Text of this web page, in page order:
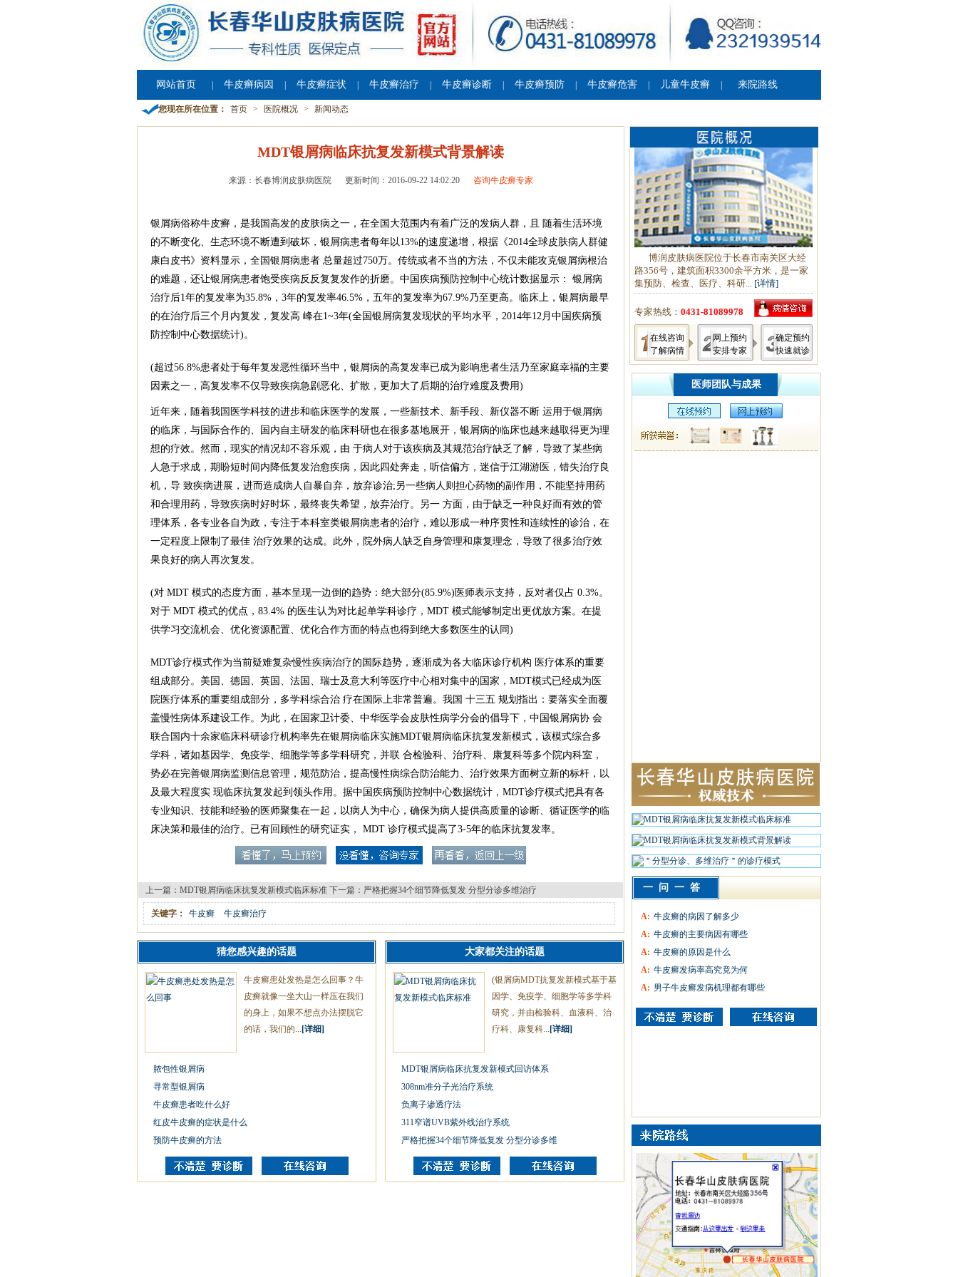
网站首页 牛皮癣病因 牛皮癣症状 牛皮癣治疗 牛皮癣诊断 牛皮癣预防 牛皮癣危害 儿童牛皮癣 来院路线
您现在所在位置： 首页 > 医院概况 > 新闻动态
MDT银屑病临床抗复发新模式背景解读
来源：长春博润皮肤病医院 更新时间：2016-09-22 14:02:20 咨询牛皮癣专家
银屑病俗称牛皮癣，是我国高发的皮肤病之一，在全国大范围内有着广泛的发病人群，且 随着生活环境
的不断变化、生态环境不断遭到破坏，银屑病患者每年以13%的速度递增，根据《2014全球皮肤病人群健
康白皮书》资料显示，全国银屑病患者 总量超过750万。传统或者不当的方法，不仅未能攻克银屑病根治
的难题，还让银屑病患者饱受疾病反反复复发作的折磨。中国疾病预防控制中心统计数据显示： 银屑病
治疗后1年的复发率为35.8%，3年的复发率46.5%，五年的复发率为67.9%乃至更高。临床上，银屑病最早
的在治疗后三个月内复发，复发高 峰在1~3年(全国银屑病复发现状的平均水平，2014年12月中国疾病预
防控制中心数据统计)。
(超过56.8%患者处于每年复发恶性循环当中，银屑病的高复发率已成为影响患者生活乃至家庭幸福的主要
因素之一，高复发率不仅导致疾病急剧恶化、扩散，更加大了后期的治疗难度及费用)
近年来，随着我国医学科技的进步和临床医学的发展，一些新技术、新手段、新仪器不断 运用于银屑病
的临床，与国际合作的、国内自主研发的临床科研也在很多基地展开，银屑病的临床也越来越取得更为理
想的疗效。然而，现实的情况却不容乐观，由 于病人对于该疾病及其规范治疗缺乏了解，导致了某些病
人急于求成，期盼短时间内降低复发治愈疾病，因此四处奔走，听信偏方，迷信于江湖游医，错失治疗良
机，导 致疾病进展，进而造成病人自暴自弃，放弃诊治;另一些病人则担心药物的副作用，不能坚持用药
和合理用药，导致疾病时好时坏，最终丧失希望，放弃治疗。另一 方面，由于缺乏一种良好而有效的管
理体系，各专业各自为政，专注于本科室类银屑病患者的治疗，难以形成一种序贯性和连续性的诊治，在
一定程度上限制了最佳 治疗效果的达成。此外，院外病人缺乏自身管理和康复理念，导致了很多治疗效
果良好的病人再次复发。
(对 MDT 模式的态度方面，基本呈现一边倒的趋势：绝大部分(85.9%)医师表示支持，反对者仅占 0.3%。
对于 MDT 模式的优点，83.4% 的医生认为对比起单学科诊疗，MDT 模式能够制定出更优放方案。在提
供学习交流机会、优化资源配置、优化合作方面的特点也得到绝大多数医生的认同)
MDT诊疗模式作为当前疑难复杂慢性疾病治疗的国际趋势，逐渐成为各大临床诊疗机构 医疗体系的重要
组成部分。美国、德国、英国、法国、瑞士及意大利等医疗中心相对集中的国家，MDT模式已经成为医
院医疗体系的重要组成部分，多学科综合治 疗在国际上非常普遍。我国 十三五 规划指出：要落实全面覆
盖慢性病体系建设工作。为此，在国家卫计委、中华医学会皮肤性病学分会的倡导下，中国银屑病协 会
联合国内十余家临床科研诊疗机构率先在银屑病临床实施MDT银屑病临床抗复发新模式，该模式综合多
学科，诸如基因学、免疫学、细胞学等多学科研究，并联 合检验科、治疗科、康复科等多个院内科室，
势必在完善银屑病监测信息管理，规范防治，提高慢性病综合防治能力、治疗效果方面树立新的标杆，以
及最大程度实 现临床抗复发起到领头作用。据中国疾病预防控制中心数据统计，MDT诊疗模式把具有各
专业知识、技能和经验的医师聚集在一起，以病人为中心，确保为病人提供高质量的诊断、循证医学的临
床决策和最佳的治疗。已有回顾性的研究证实， MDT 诊疗模式提高了3-5年的临床抗复发率。
上一篇： MDT银屑病临床抗复发新模式临床标准 下一篇： 严格把握34个细节降低复发 分型分诊多维治疗
关键字： 牛皮癣 牛皮癣治疗
猜您感兴趣的话题
牛皮癣患处发热是怎么回事？牛
皮癣就像一坐大山一样压在我们
的身上，如果不想点办法摆脱它
的话，我们的... [详细]
脓包性银屑病
寻常型银屑病
牛皮癣患者吃什么好
红皮牛皮癣的症状是什么
预防牛皮癣的方法
大家都关注的话题
(银屑病MDT抗复发新模式基于基
因学、免疫学、细胞学等多学科
研究，并由检验科、血液科、治
疗科、康复科... [详细]
MDT银屑病临床抗复发新模式回访体系
308nm准分子光治疗系统
负离子渗透疗法
311窄谱UVB紫外线治疗系统
严格把握34个细节降低复发 分型分诊多维
博润皮肤病医院位于长春市南关区大经
路356号，建筑面积3300余平方米，是一家
集预防、检查、医疗、科研... [详情]
专家热线： 0431-81089978
在线咨询
了解病情
网上预约
安排专家
确定预约
快速就诊
医师团队与成果
一问一答
A: 牛皮癣的病因了解多少
A: 牛皮癣的主要病因有哪些
A: 牛皮癣的原因是什么
A: 牛皮癣发病率高究竟为何
A: 男子牛皮癣发病机理都有哪些